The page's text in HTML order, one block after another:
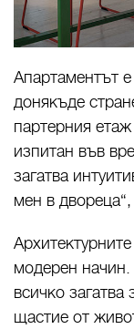
Апартаментът
донякъде
партерния
изпитан във
загатва
мен в
модерен начин.
всичко
щастие от